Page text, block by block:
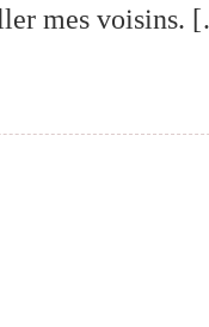
mes voisins.